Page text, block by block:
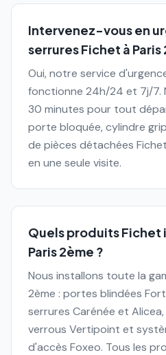
Intervenez-vous en
serrures Fichet à Paris
Oui, notre service
fonctionne 24h/24 et 7j/7.
30 minutes pour tout
porte bloquée, cylindre
de pièces détachées
en une seule visite.
Quels produits
Paris 2ème ?
Nous installons toute la
2ème : portes blindées
serrures Carénée et
verrous Vertipoint et
d'accès Foxeo. Tous les